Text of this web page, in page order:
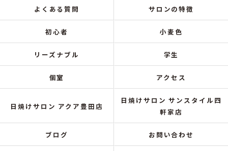
よくある質問 サロンの特徴
初心者 小麦色
リーズナブル 学生
個室 アクセス
日焼けサロン アクア豊田店
日焼けサロン サンスタイル四
軒家店
ブログ お問い合わせ